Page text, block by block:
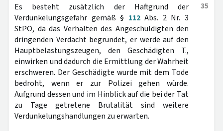
35
Es besteht zusätzlich der Haftgrund der
Verdunkelungsgefahr gemäß § 112Abs. 2 Nr. 3
StPO, da das Verhalten des Angeschuldigten den
dringenden Verdacht begründet, er werde auf den
Hauptbelastungszeugen, den Geschädigten T.,
einwirken und dadurch die Ermittlung der Wahrheit
erschweren. Der Geschädigte wurde mit dem Tode
bedroht, wenn er zur Polizei gehen würde.
Aufgrund dessen und im Hinblick auf die bei der Tat
zu Tage getretene Brutalität sind weitere
Verdunkelungshandlungen zu erwarten.